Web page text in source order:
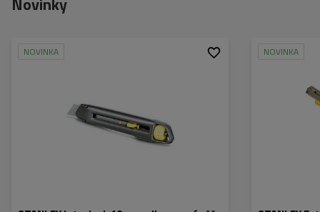
NOVINKA NOVINKA